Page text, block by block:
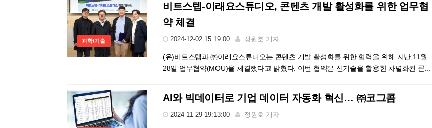
과학/기술
비트스텝-이래요스튜디오, 콘텐츠 개발 활성화를 위한 업무협
약 체결
2024-12-02 15:19:00 정원호 기자
(유)비트스텝과 ㈜이래요스튜디오는 콘텐츠 개발 활성화를 위한 협력을 위해 지난 11월
28일 업무협약(MOU)을 체결했다고 밝혔다. 이번 협약은 신기술을 활용한 차별화된 콘...
AI와 빅데이터로 기업 데이터 자동화 혁신… ㈜코그콤
2024-11-29 19:13:00 정원호 기자